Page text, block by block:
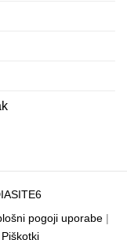
pogoji uporabe |
Piškotki